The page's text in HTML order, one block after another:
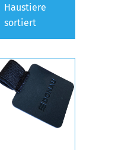
Haustiere
sortiert